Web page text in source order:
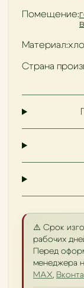
Помещение:
Материал:
Страна
⚠️ Срок
рабочих
Перед
менеджера
MAX,